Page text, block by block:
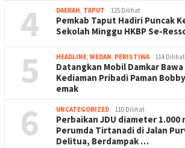
4 DAERAH, TAPUT 125 Dilihat
Pemkab Taput Hadiri Puncak
Sekolah Minggu HKBP Se-
5 HEADLINE, MEDAN, PERISTIWA 114 Dilihat
Datangkan Mobil Damkar
Kediaman Pribadi Paman
emak
6 UNCATEGORIZED 110 Dilihat
Perbaikan JDU diameter 1.000
Perumda Tirtanadi di Jalan
Delitua, Berdampak …